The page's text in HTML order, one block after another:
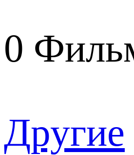
0
Другие